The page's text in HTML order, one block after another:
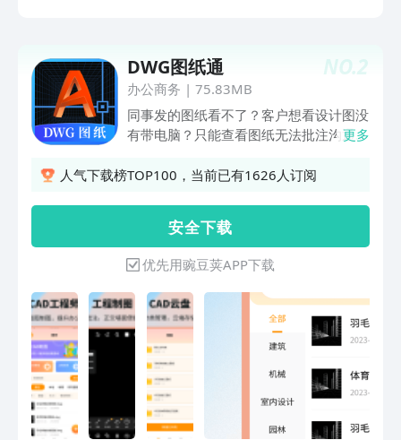
线、多段线、任意性、圆形、矩形等不同
线性图形工具，手机上即可实现CAD制
图。同时还可查看图层、根据图层显示图
纸；支持距离测量、面积测量等CAD测量
工具。是您掌上的CAD制图绘图看图工
具。【CAD图纸下载】提供各个行业的图
纸模板，可一键下载收藏，进行图纸修
改，提高工作的效率。CAD网盘还支持各
个类型的文件上传到云端进行保存和分
享，方便你随时随地查看。【工程相机】
提供施工前、施工中、施工后不同类型的
供考勤打开、物业打卡、巡逻打卡等不同
的水印模板，方便您更好的进行工作上的
沟通和记录。
NO.2
DWG图纸通
办公商务 | 75.83MB
同事发的图纸看不了？客户想看设计图没
有带电脑？只能查看图纸无法批注沟通？
纸、沟通图纸、管理图纸的CAD看图制图
图、CAD制图、图纸批注（CAD批注）、
图纸沟通等技术交流，是一款手机cad看
图制图软件。 这是一款看图纸CAD看图
软件，提供DWG格式的文件图纸查看、
图纸编辑、CAD看图、CAD制图、手机
cad快速看图、CAD测绘等功能，同时可
进行图纸分享、上传云图，一部手机即可
实现图纸的沟通、协作，提高办公效率。
1. CAD手机看图，便捷高效 CAD图纸的
支持直接打开微信、QQ里接收的图纸文
件，极速浏览AutoCAD和各类建筑、工
程、装修、园林等CAD图纸，全面兼容。
更多
人气下载榜TOP100，当前已有1626人订阅
安 全 下 载
优先用豌豆荚APP下载